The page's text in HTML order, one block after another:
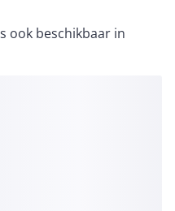
ook beschikbaar in